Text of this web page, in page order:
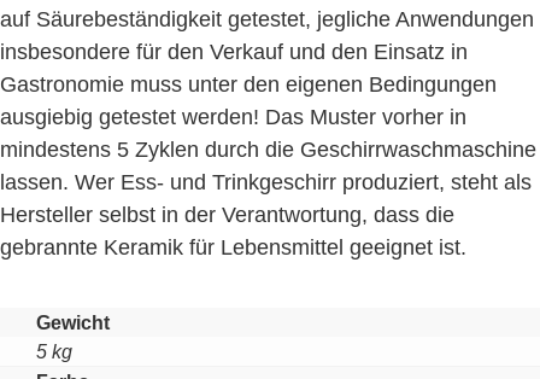
auf Säurebeständigkeit getestet, jegliche Anwendungen
insbesondere für den Verkauf und den Einsatz in
Gastronomie muss unter den eigenen Bedingungen
ausgiebig getestet werden! Das Muster vorher in
mindestens 5 Zyklen durch die Geschirrwaschmaschine
lassen. Wer Ess- und Trinkgeschirr produziert, steht als
Hersteller selbst in der Verantwortung, dass die
gebrannte Keramik für Lebensmittel geeignet ist.
Gewicht
5 kg